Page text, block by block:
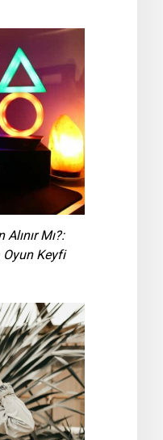
Mı?:
Oyun Keyfi